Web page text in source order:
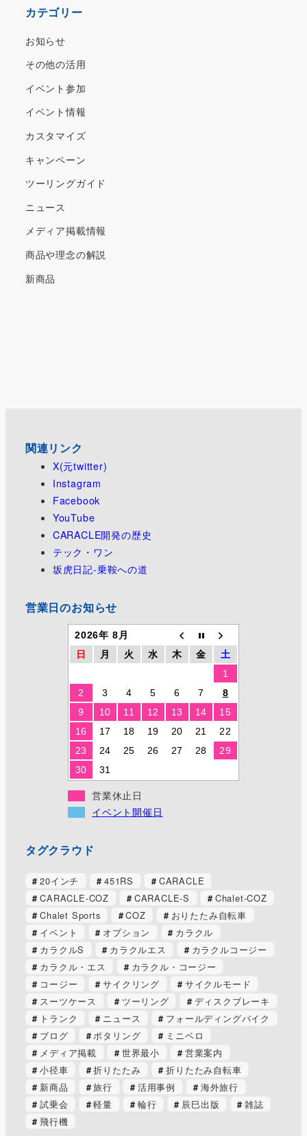
カテゴリー
お知らせ
その他の活用
イベント参加
イベント情報
カスタマイズ
キャンペーン
ツーリングガイド
ニュース
メディア掲載情報
商品や理念の解説
新商品
関連リンク
X(元twitter)
Instagram
Facebook
YouTube
CARACLE開発の歴史
テック・ワン
坂虎日記-乗鞍への道
営業日のお知らせ
2026年 8月
日
月 火 水 木 金
土
1
2
3 4 5 6 7
8
9
10 11 12 13 14
15
16
17 18 19 20 21
22
23
24 25 26 27 28
29
30
31
営業休止日
イベント開催日
タグクラウド
20インチ 451RS
CARACLE
CARACLE-COZ
CARACLE-S
Chalet-COZ
Chalet Sports
COZ
おりたたみ自転車
イベント
オプション
カラクル
カラクルS
カラクルエス
カラクルコージー
カラクル・エス
カラクル・コージー
コージー
サイクリング
サイクルモード
スーツケース
ツーリング
ディスクブレーキ
トランク
ニュース
フォールディングバイク
ブログ
ポタリング
ミニベロ
メディア掲載
世界最小
営業案内
小径車
折りたたみ
折りたたみ自転車
新商品
旅行 活用事例
海外旅行
試乗会
軽量 輪行 辰巳出版
雑誌
飛行機